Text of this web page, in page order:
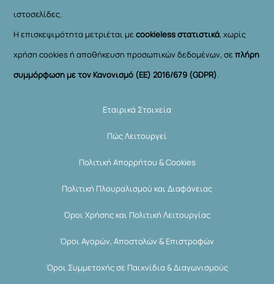
ιστοσελίδες.
Η επισκεψιμότητα μετριέται μεcookieless στατιστικά, χωρίς
χρήση cookies ή αποθήκευση προσωπικών δεδομένων, σεπλήρη
συμμόρφωση με τον Κανονισμό (ΕΕ) 2016/679 (GDPR).
Εταιρικά Στοιχεία
Πώς Λειτουργεί
Πολιτική Απορρήτου & Cookies
Πολιτική Πλουραλισμού και Διαφάνειας
Όροι Χρήσης και Πολιτική Λειτουργίας
Όροι Αγορών, Αποστολών & Επιστροφών
Όροι Συμμετοχής σε Παιχνίδια & Διαγωνισμούς